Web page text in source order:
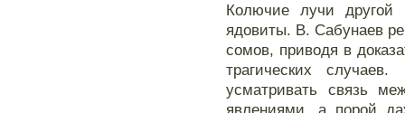
Колючие лучи
ядовиты. В. Сабунаев
сомов, приводя в
трагических
усматривать связь